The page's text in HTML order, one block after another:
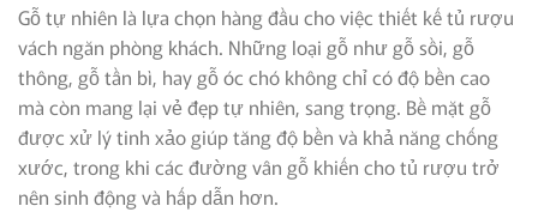
Gỗ tự nhiên là lựa chọn hàng đầu cho việc thiết kế tủ rượu
vách ngăn phòng khách. Những loại gỗ như gỗ sồi, gỗ
thông, gỗ tần bì, hay gỗ óc chó không chỉ có độ bền cao
mà còn mang lại vẻ đẹp tự nhiên, sang trọng. Bề mặt gỗ
được xử lý tinh xảo giúp tăng độ bền và khả năng chống
xước, trong khi các đường vân gỗ khiến cho tủ rượu trở
nên sinh động và hấp dẫn hơn.